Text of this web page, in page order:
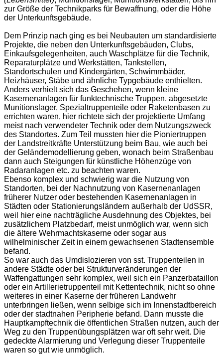
zur Größe der Technikparks für Bewaffnung, oder die Höhe
der Unterkunftsgebäude.
Dem Prinzip nach ging es bei Neubauten um standardisierte
Projekte, die neben den Unterkunftsgebäuden, Clubs,
Einkaufsgelegenheiten, auch Waschplätze für die Technik,
Reparaturplätze und Werkstätten, Tankstellen,
Standortschulen und Kindergärten, Schwimmbäder,
Heizhäuser, Stäbe und ähnliche Typgebäude enthielten.
Anders verhielt sich das Geschehen, wenn kleine
Kasernenanlagen für funktechnische Truppen, abgesetzte
Munitionslager, Spezialtruppenteile oder Raketenbasen zu
errichten waren, hier richtete sich der projektierte Umfang
meist nach verwendeter Technik oder dem Nutzungszweck
des Standortes. Zum Teil mussten hier die Pioniertruppen
der Landstreitkräfte Unterstützung beim Bau, wie auch bei
der Geländemodellierung geben, wonach beim Straßenbau
dann auch Steigungen für künstliche Höhenzüge von
Radaranlagen etc. zu beachten waren.
Ebenso komplex und schwierig war die Nutzung von
Standorten, bei der Nachnutzung von Kasernenanlagen
früherer Nutzer oder bestehenden Kasernenanlagen in
Städten oder Stationierungsländern außerhalb der UdSSR,
weil hier eine nachträgliche Ausdehnung des Objektes, bei
zusätzlichem Platzbedarf, meist unmöglich war, wenn sich
die ältere Wehrmachtskaserne oder sogar aus
wilhelminischer Zeit in einem gewachsenen Stadtensemble
befand.
So war auch das Umdislozieren von sst. Truppenteilen in
andere Städte oder bei Strukturveränderungen der
Waffengattungen sehr komplex, weil sich ein Panzerbataillon
oder ein Artillerietruppenteil mit Kettentechnik, nicht so ohne
weiteres in einer Kaserne der früheren Landwehr
unterbringen ließen, wenn selbige sich im Innenstadtbereich
oder der stadtnahen Peripherie befand. Dann musste die
Hauptkampftechnik die öffentlichen Straßen nutzen, auch der
Weg zu den Truppenübungsplätzen war oft sehr weit. Die
gedeckte Alarmierung und Verlegung dieser Truppenteile
waren so gut wie unmöglich.